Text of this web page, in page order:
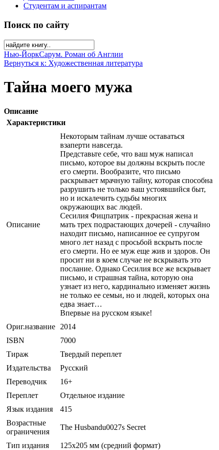
Студентам и аспирантам
Поиск по сайту
Нью-ЙоркСарум. Роман об Англии
Вернуться к: Художественная литература
Тайна моего мужа
Описание
Характеристики
Описание
Некоторым тайнам лучше оставаться
взаперти навсегда.
Представьте себе, что ваш муж написал
письмо, которое вы должны вскрыть после
его смерти. Вообразите, что письмо
раскрывает мрачную тайну, которая способна
разрушить не только ваш устоявшийся быт,
но и искалечить судьбы многих
окружающих вас людей.
Сесилия Фицпатрик - прекрасная жена и
мать трех подрастающих дочерей - случайно
находит письмо, написанное ее супругом
много лет назад с просьбой вскрыть после
его смерти. Но ее муж еще жив и здоров. Он
просит ни в коем случае не вскрывать это
послание. Однако Сесилия все же вскрывает
письмо, и страшная тайна, которую она
узнает из него, кардинально изменяет жизнь
не только ее семьи, но и людей, которых она
едва знает…
Впервые на русском языке!
Ориг.название
2014
ISBN
7000
Тираж
Твердый переплет
Издательства
Русский
Переводчик
16+
Переплет
Отдельное издание
Язык издания
415
Возрастные
ограничения
The Husbandu0027s Secret
Тип издания
125x205 мм (средний формат)